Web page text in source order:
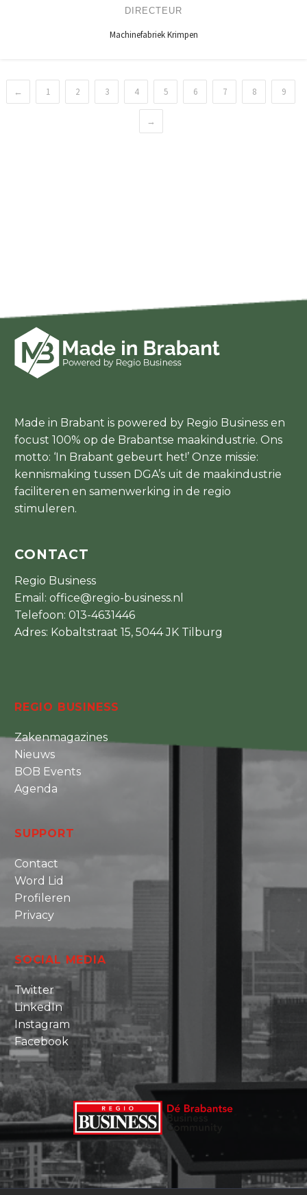
DIRECTEUR
Machinefabriek Krimpen
← 1 2 3 4 5 6 7 8 9
→
Made in Brabant is powered by Regio Business en
focust 100% op de Brabantse maakindustrie. Ons
motto: ‘In Brabant gebeurt het!’ Onze missie:
kennismaking tussen DGA’s uit de maakindustrie
faciliteren en samenwerking in de regio
stimuleren.
CONTACT
Regio Business
Email: office@regio-business.nl
Telefoon: 013-4631446
Adres: Kobaltstraat 15, 5044 JK Tilburg
REGIO BUSINESS
Zakenmagazines
Nieuws
BOB Events
Agenda
SUPPORT
Contact
Word Lid
Profileren
Privacy
SOCIAL MEDIA
Twitter
LinkedIn
Instagram
Facebook